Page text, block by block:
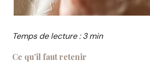
Temps de lecture : 3 min
Ce qu’il faut retenir